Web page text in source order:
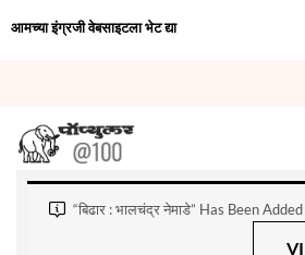
आमच्या इंग्रजी वेबसाइटला भेट द्या
“बिढार : भालचंद्र नेमाडे” Has Been